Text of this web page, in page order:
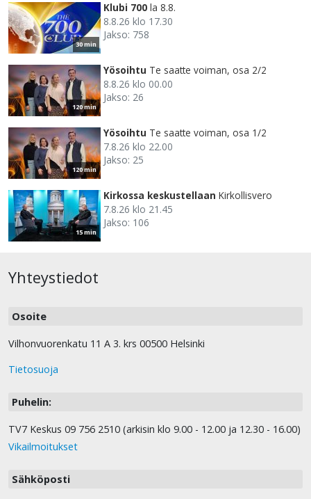
30 min
Klubi 700 la 8.8.
8.8.26 klo 17.30
Jakso: 758
120 min
Yösoihtu Te saatte voiman, osa 2/2
8.8.26 klo 00.00
Jakso: 26
120 min
Yösoihtu Te saatte voiman, osa 1/2
7.8.26 klo 22.00
Jakso: 25
15 min
Kirkossa keskustellaan Kirkollisvero
7.8.26 klo 21.45
Jakso: 106
Yhteystiedot
Osoite
Vilhonvuorenkatu 11 A 3. krs 00500 Helsinki
Tietosuoja
Puhelin:
TV7 Keskus 09 756 2510 (arkisin klo 9.00 - 12.00 ja 12.30 - 16.00)
Vikailmoitukset
Sähköposti